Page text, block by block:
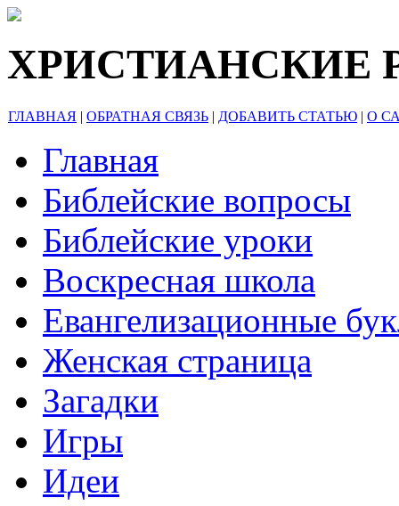
ХРИСТИАНСКИЕ
ГЛАВНАЯ | ОБРАТНАЯ СВЯЗЬ | ДОБАВИТЬ СТАТЬЮ | О
Главная
Библейские вопросы
Библейские уроки
Воскресная школа
Евангелизационные
Женская страница
Загадки
Игры
Идеи